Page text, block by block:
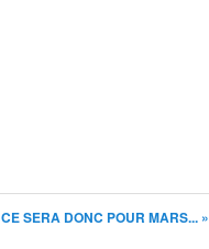
CE SERA DONC POUR MARS... »